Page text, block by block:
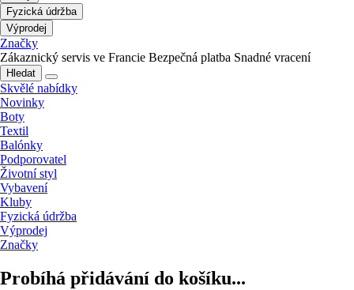
Fyzická údržba
Výprodej
Značky
Zákaznický servis ve Francie Bezpečná platba Snadné vracení
Hledat
Skvělé nabídky
Novinky
Boty
Textil
Balónky
Podporovatel
Životní styl
Vybavení
Kluby
Fyzická údržba
Výprodej
Značky
Probíhá přidávání do košíku...